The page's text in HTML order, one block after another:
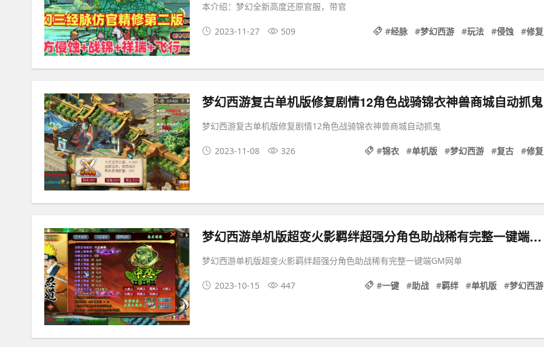
本介绍：梦幻全新高度还原官服，带官
2023-11-27 509 #经脉 #梦幻西游 #玩法 #侵蚀 #修复
梦幻西游复古单机版修复剧情12角色战骑锦衣神兽商城自动抓鬼
梦幻西游复古单机版修复剧情12角色战骑锦衣神兽商城自动抓鬼
2023-11-08 326 #锦衣 #单机版 #梦幻西游 #复古 #修复
梦幻西游单机版超变火影羁绊超强分角色助战稀有完整一键端GM网单
梦幻西游单机版超变火影羁绊超强分角色助战稀有完整一键端GM网单
2023-10-15 447 #一键 #助战 #羁绊 #单机版 #梦幻西游